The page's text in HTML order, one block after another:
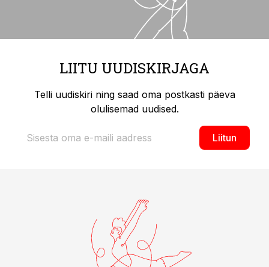
LIITU UUDISKIRJAGA
Telli uudiskiri ning saad oma postkasti päeva
olulisemad uudised.
Liitun